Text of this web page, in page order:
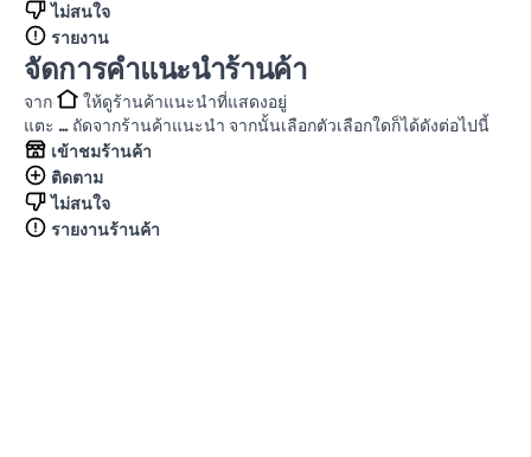
ไม่สนใจ
รายงาน
จัดการคำแนะนำร้านค้า
จาก
ให้ดูร้านค้าแนะนำที่แสดงอยู่
แตะ … ถัดจากร้านค้าแนะนำ จากนั้นเลือกตัวเลือกใดก็ได้ดังต่อไปนี้
เข้าชมร้านค้า
ติดตาม
ไม่สนใจ
รายงานร้านค้า